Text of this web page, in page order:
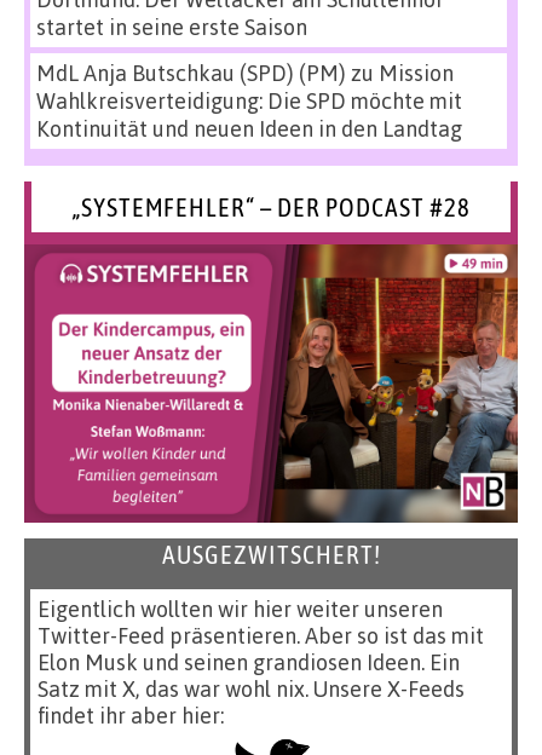
startet in seine erste Saison
MdL Anja Butschkau (SPD) (PM) zu Mission
Wahlkreisverteidigung: Die SPD möchte mit
Kontinuität und neuen Ideen in den Landtag
„SYSTEMFEHLER“ – DER PODCAST #28
AUSGEZWITSCHERT!
Eigentlich wollten wir hier weiter unseren
Twitter-Feed präsentieren. Aber so ist das mit
Elon Musk und seinen grandiosen Ideen. Ein
Satz mit X, das war wohl nix. Unsere X-Feeds
findet ihr aber hier: